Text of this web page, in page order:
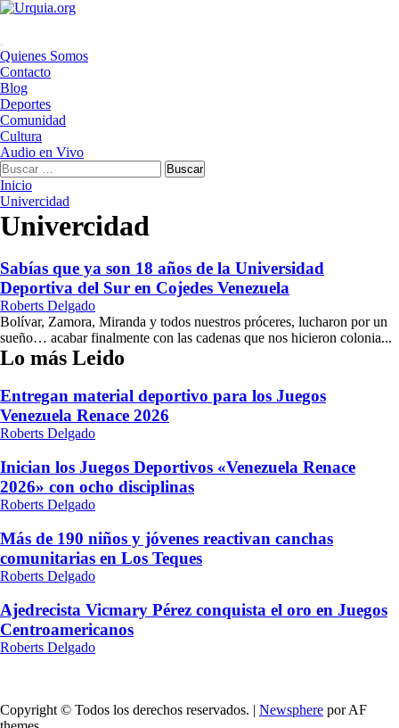
Saltar
Menú
principal
Quienes Somos
Contacto
Blog
Deportes
Comunidad
Cultura
Audio en Vivo
Buscar:
Inicio
Univercidad
Univercidad
Sabías que ya son 18 años de la Universidad
Deportiva del Sur en Cojedes Venezuela
Roberts Delgado
Bolívar, Zamora, Miranda y todos nuestros próceres, lucharon por un
sueño… acabar finalmente con las cadenas que nos hicieron colonia...
Lo más Leido
Entregan material deportivo para los Juegos
Venezuela Renace 2026
Roberts Delgado
Inician los Juegos Deportivos «Venezuela Renace
2026» con ocho disciplinas
Roberts Delgado
Más de 190 niños y jóvenes reactivan canchas
comunitarias en Los Teques
Roberts Delgado
Ajedrecista Vicmary Pérez conquista el oro en Juegos
Centroamericanos
Roberts Delgado
Copyright © Todos los derechos reservados. | Newsphere por AF